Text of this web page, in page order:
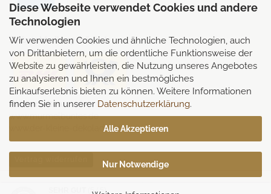
Diese Webseite verwendet Cookies und andere
Technologien
Wir verwenden Cookies und ähnliche Technologien, auch
von Drittanbietern, um die ordentliche Funktionsweise der
Website zu gewährleisten, die Nutzung unseres Angebotes
zu analysieren und Ihnen ein bestmögliches
Einkaufserlebnis bieten zu können. Weitere Informationen
finden Sie in unserer Datenschutzerklärung.
Alle Akzeptieren
Nur Notwendige
Selbstabhollung möglich
Partnerseiten:
www.murmelbuntes.de
www.der-kleine-dekoladen.de
(5 / 5)